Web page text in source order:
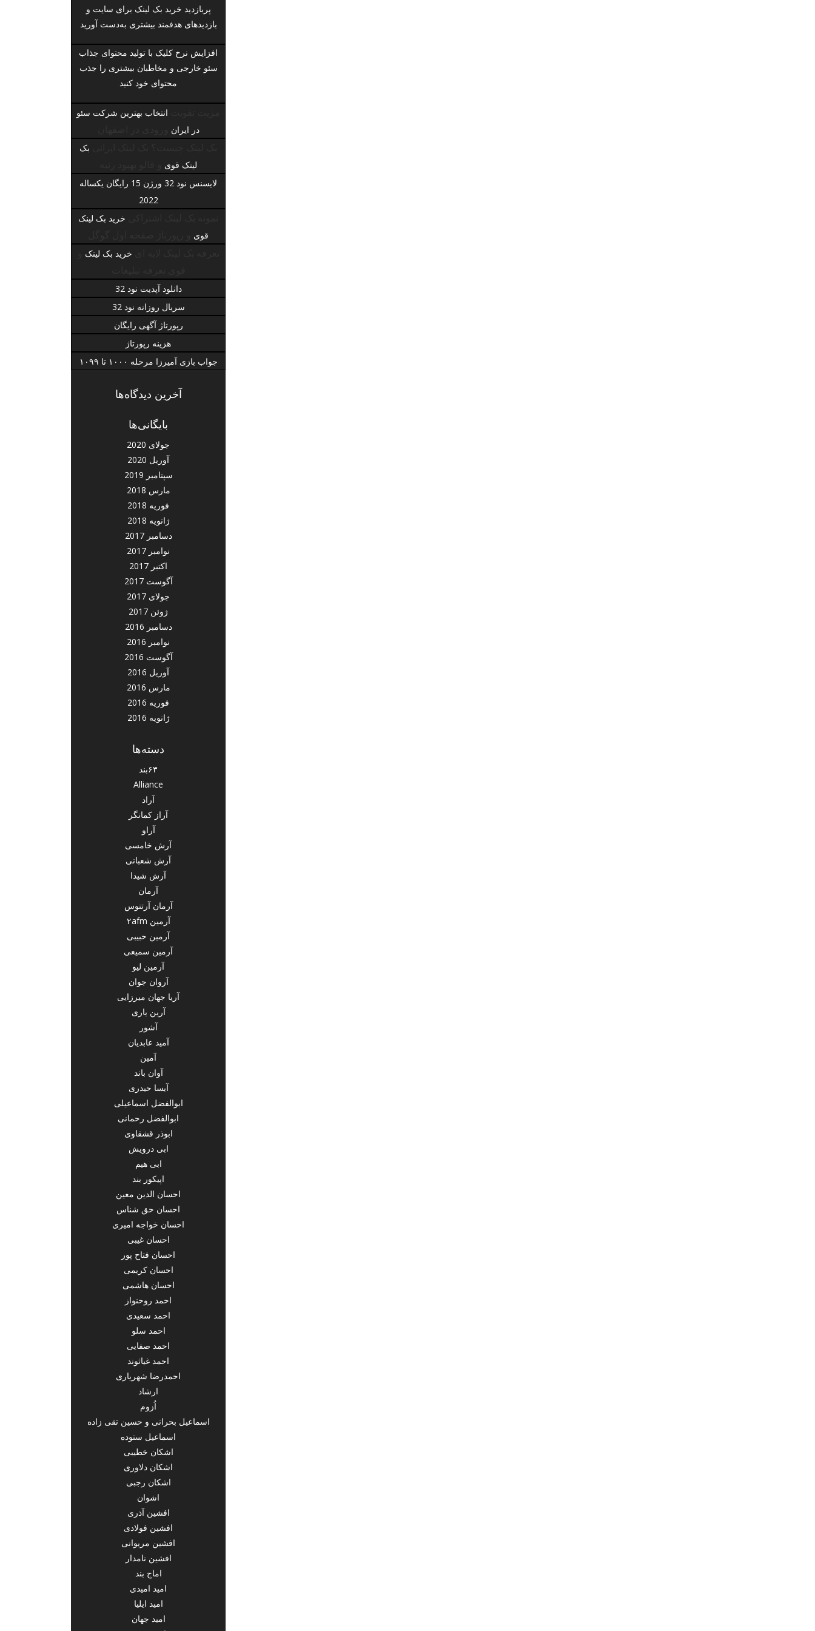
پربازدید خرید بک لینک برای سایت و
بازدیدهای هدفمند بیشتری به‌دست آورید
افزایش نرخ کلیک با تولید محتوای جذاب
سئو خارجی و مخاطبان بیشتری را جذب
محتوای خود کنید
انتخاب بهترین شرکت سئو
در ایران
بک
لینک قوی
لایسنس نود 32 ورژن 15 رایگان یکساله
2022
خرید بک لینک
قوی
خرید بک لینک
دانلود آپدیت نود 32
سریال روزانه نود 32
رپورتاژ آگهی رایگان
هزینه رپورتاژ
جواب بازی آمیرزا مرحله ۱۰۰۰ تا ۱۰۹۹
آخرین دیدگاه‌ها
بایگانی‌ها
جولای 2020
آوریل 2020
سپتامبر 2019
مارس 2018
فوریه 2018
ژانویه 2018
دسامبر 2017
نوامبر 2017
اکتبر 2017
آگوست 2017
جولای 2017
ژوئن 2017
دسامبر 2016
نوامبر 2016
آگوست 2016
آوریل 2016
مارس 2016
فوریه 2016
ژانویه 2016
دسته‌ها
۶۳بند
Alliance
آراد
آراز کمانگر
آراو
آرش خامسی
آرش شعبانی
آرش شیدا
آرمان
آرمان آرتنوس
آرمین ۲afm
آرمین حبیبی
آرمین سمیعی
آرمین لیو
آروان جوان
آریا جهان میرزایی
آرین یاری
آشور
آمید عابدیان
آمین
آوان باند
آیسا حیدری
ابوالفضل اسماعیلی
ابوالفضل رحمانی
ابوذر قشقاوی
ابی درویش
ابی هیم
اپیکور بند
احسان الدین معین
احسان حق شناس
احسان خواجه امیری
احسان غیبی
احسان فتاح پور
احسان کریمی
احسان هاشمی
احمد روحنواز
احمد سعیدی
احمد سلو
احمد صفایی
احمد غیاثوند
احمدرضا شهریاری
ارشاد
اُزوم
اسماعیل بحرانی و حسین تقی زاده
اسماعیل ستوده
اشکان خطیبی
اشکان دلاوری
اشکان رجبی
اشوان
افشین آذری
افشین فولادی
افشین مریوانی
افشین نامدار
اماج بند
امید امیدی
امید ایلیا
امید جهان